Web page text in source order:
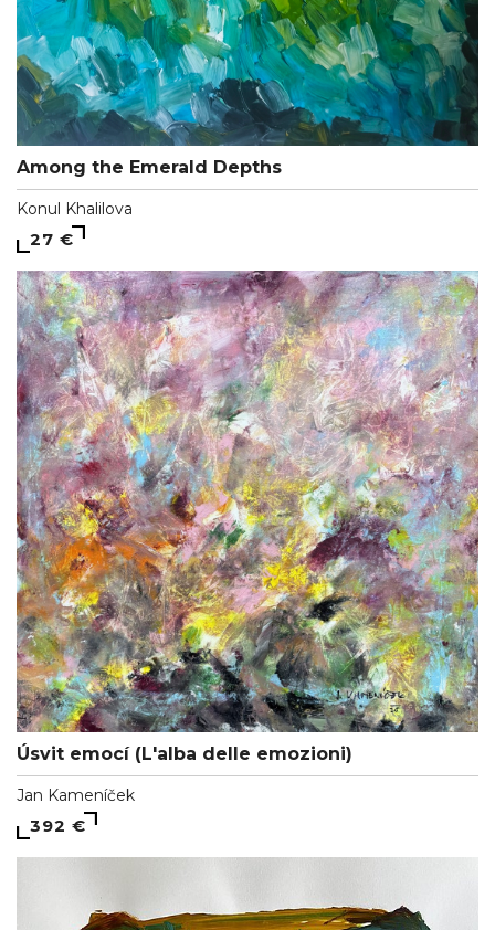
Among the Emerald Depths
Konul Khalilova
27 €
Úsvit emocí (L'alba delle emozioni)
Jan Kameníček
392 €